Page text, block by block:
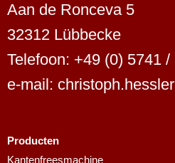
Aan de Ronceva 5
32312 Lübbecke
Telefoon: +49 (0) 5741 /
e-mail:
Producten
Kantenfreesmachine
Finnish